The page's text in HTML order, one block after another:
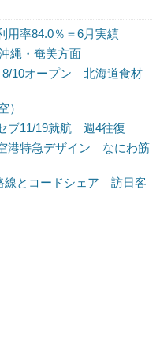
率84.0％＝6月実績
縄・奄美方面
8/10オープン 北海道食材
）
ブ11/19就航 週4往復
港特急デザイン なにわ筋
線とコードシェア 訪日客